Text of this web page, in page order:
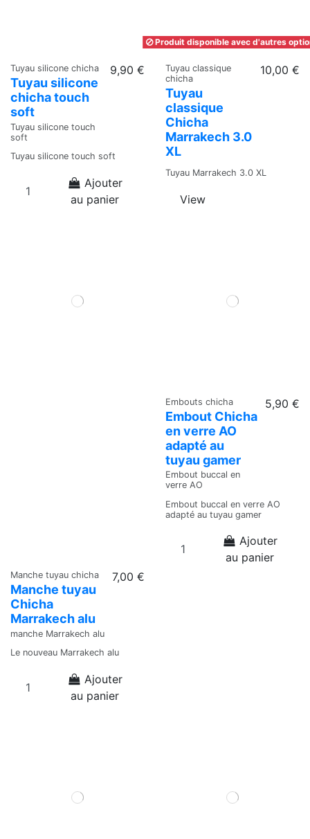
Tuyau silicone chicha
Tuyau silicone
chicha touch
soft
Tuyau silicone touch
soft
9,90 €
Tuyau silicone touch soft
Ajouter
au panier
Produit disponible avec d'autres
Tuyau classique
chicha
Tuyau
classique
Chicha
Marrakech 3.0
XL
10,00 €
Tuyau Marrakech 3.0 XL
View
Manche tuyau chicha
Manche tuyau
Chicha
Marrakech alu
manche Marrakech alu
7,00 €
Le nouveau Marrakech alu
Ajouter
au panier
Embouts chicha
Embout Chicha
en verre AO
adapté au
tuyau gamer
Embout buccal en
verre AO
5,90 €
Embout buccal en verre AO
adapté au tuyau gamer
Ajouter
au panier